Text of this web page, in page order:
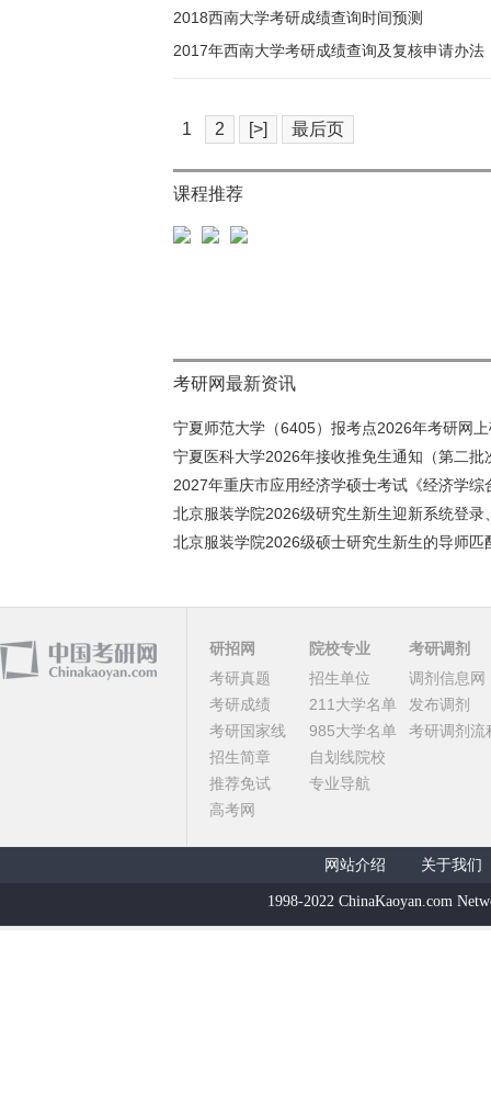
2018西南大学考研成绩查询时间预测
2017年西南大学考研成绩查询及复核申请办法
1 2 [>] 最后页
课程推荐
考研网最新资讯
宁夏师范大学（6405）报考点2026年考研网
宁夏医科大学2026年接收推免生通知（第二批
2027年重庆市应用经济学硕士考试《经济学综
北京服装学院2026级研究生新生迎新系统登录
北京服装学院2026级硕士研究生新生的导师匹
研招网
考研真题
考研成绩
考研国家线
招生简章
推荐免试
高考网
院校专业
招生单位
211大学名单
985大学名单
自划线院校
专业导航
考研调剂
调剂信息网
发布调剂
考研调剂流
网站介绍 关于我们
1998-2022 ChinaKaoyan.com